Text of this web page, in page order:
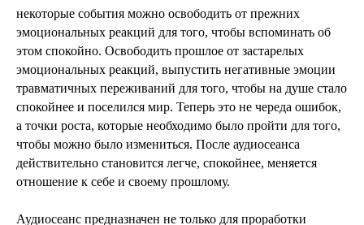
некоторые события можно освободить от прежних
эмоциональных реакций для того, чтобы вспоминать об
этом спокойно. Освободить прошлое от застарелых
эмоциональных реакций, выпустить негативные эмоции
травматичных переживаний для того, чтобы на душе стало
спокойнее и поселился мир. Теперь это не череда ошибок,
а точки роста, которые необходимо было пройти для того,
чтобы можно было измениться. После аудиосеанса
действительно становится легче, спокойнее, меняется
отношение к себе и своему прошлому.
Аудиосеанс предназначен не только для проработки